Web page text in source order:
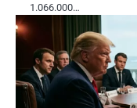
1.066.000…